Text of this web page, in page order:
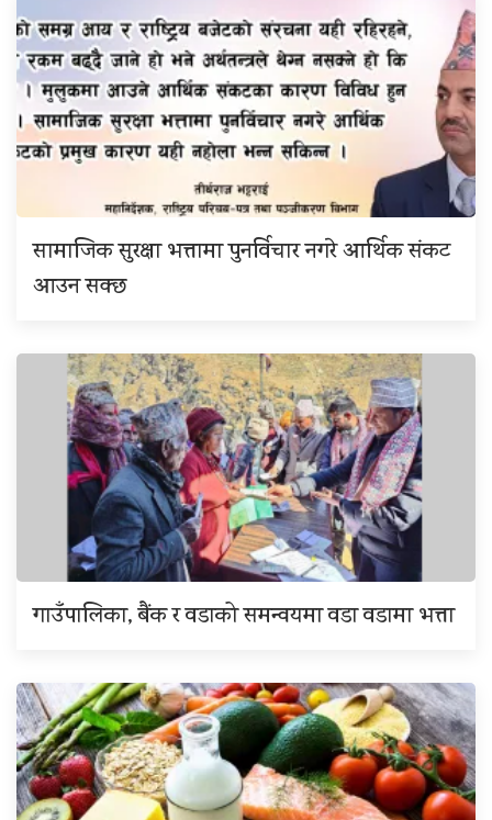
सामाजिक सुरक्षा भत्तामा पुनर्विचार नगरे आर्थिक संकट
आउन सक्छ
गाउँपालिका, बैंक र वडाको समन्वयमा वडा वडामा भत्ता